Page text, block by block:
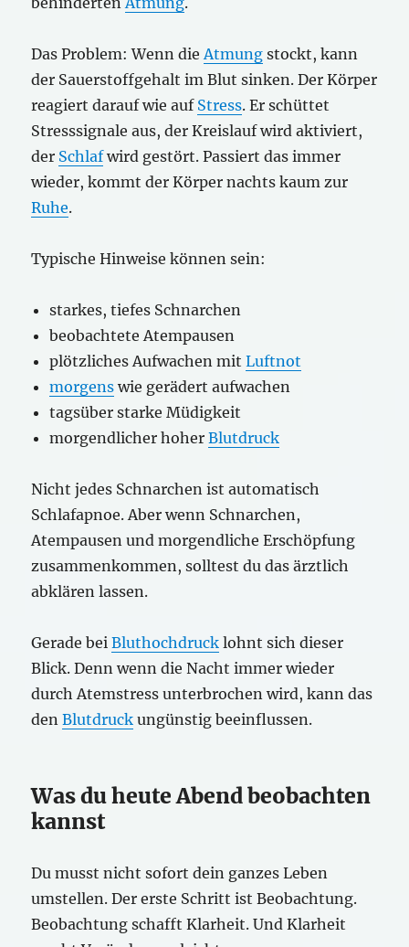
Das Problem: Wenn die Atmung stockt, kann
der Sauerstoffgehalt im Blut sinken. Der Körper
reagiert darauf wie auf Stress. Er schüttet
Stresssignale aus, der Kreislauf wird aktiviert,
der Schlafwird gestört. Passiert das immer
wieder, kommt der Körper nachts kaum zur
Ruhe.
Typische Hinweise können sein:
starkes, tiefes Schnarchen
beobachtete Atempausen
plötzliches Aufwachen mitLuftnot
morgens wie gerädert aufwachen
tagsüber starke Müdigkeit
morgendlicher hoherBlutdruck
Nicht jedes Schnarchen ist automatisch
Schlafapnoe. Aber wenn Schnarchen,
Atempausen und morgendliche Erschöpfung
zusammenkommen, solltest du das ärztlich
abklären lassen.
Gerade beiBluthochdruck lohnt sich dieser
Blick. Denn wenn die Nacht immer wieder
durch Atemstress unterbrochen wird, kann das
denBlutdruck ungünstig beeinflussen.
Was du heute Abend beobachten
kannst
Du musst nicht sofort dein ganzes Leben
umstellen. Der erste Schritt ist Beobachtung.
Beobachtung schafft Klarheit. Und Klarheit